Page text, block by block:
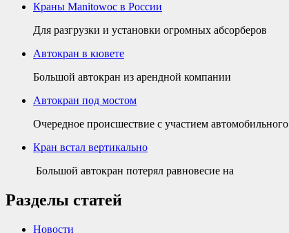
Краны Manitowoc в России
Для разгрузки и установки огромных абсорберов
Автокран в кювете
Большой автокран из арендной компании
Автокран под мостом
Очередное происшествие с участием автомобильного
Кран встал вертикально
Большой автокран потерял равновесие на
Разделы статей
Новости